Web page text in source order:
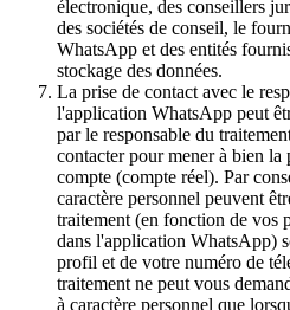
électronique, des conseillers
des sociétés de conseil, le
WhatsApp et des entités
stockage des données.
La prise de contact avec le
l'application WhatsApp peut
par le responsable du
contacter pour mener à bien la
compte (compte réel). Par
caractère personnel peuvent
traitement (en fonction de vos
dans l'application WhatsApp)
profil et de votre numéro de
traitement ne peut vous
à caractère personnel que